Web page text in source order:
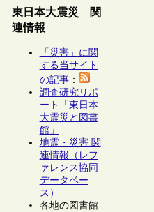
東日本大震災 関
連情報
「災害」に関
する当サイト
の記事：
調査研究リポ
ート「東日本
大震災と図書
館」
地震・災害 関
連情報（レフ
ァレンス協同
データベー
ス）
各地の図書館